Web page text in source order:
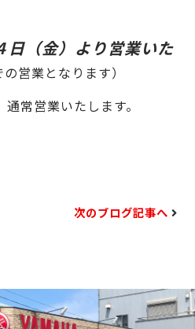
（金）より営業いた
営業となります）
常営業いたします。
次のブログ記事へ